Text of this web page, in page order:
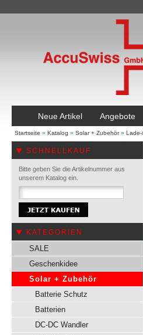
Neue Artikel Angebote
Startseite » Katalog » Solar + Zubehör»
SCHNELLKAUF
Bitte geben Sie die Artikelnummer aus
unserem Katalog ein.
KATEGORIEN
SALE
Geschenkidee
Solar + Zubehör
Batterie Schutz
Batterien
DC-DC Wandler